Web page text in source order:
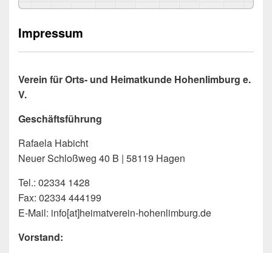
Impressum
Verein für Orts- und Heimatkunde Hohenlimburg e.
V.
Geschäftsführung
Rafaela Habicht
Neuer Schloßweg 40 B | 58119 Hagen
Tel.: 02334 1428
Fax: 02334 444199
E-Mail: info[at]heimatverein-hohenlimburg.de
Vorstand: